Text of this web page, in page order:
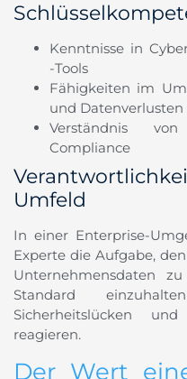
Kenntnisse in
-Tools
Fähigkeiten im
und Datenverlusten
Verständnis
Compliance
Umfeld
In einer Enterprise-
Experte die Aufgabe,
Unternehmensdaten
Standard
Sicherheitslücken
reagieren.
Der Wert